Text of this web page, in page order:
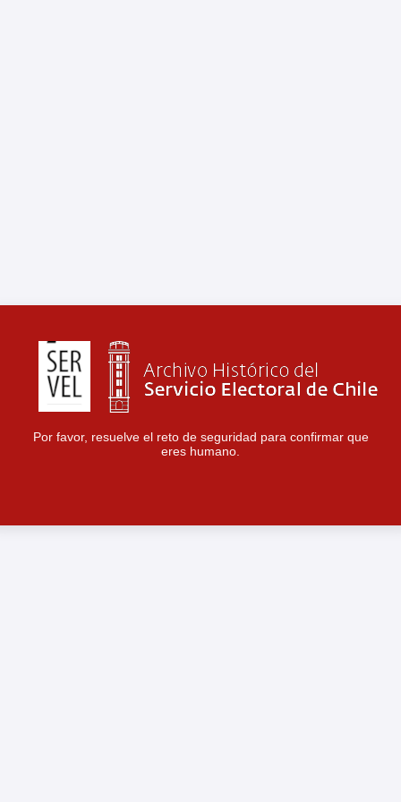
Por favor, resuelve el reto de seguridad para confirmar que
eres humano.